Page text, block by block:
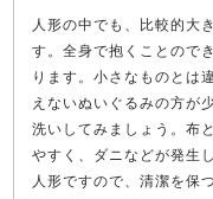
人形の中でも、比較的大
す。全身で抱くことので
ります。小さなものとは
えないぬいぐるみの方が
洗いしてみましょう。布
やすく、ダニなどが発生
人形ですので、清潔を保